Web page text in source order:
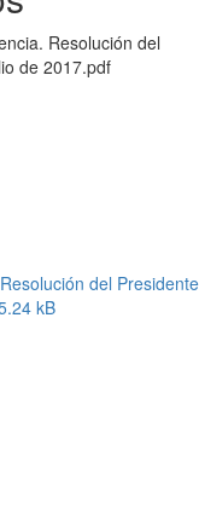
Resolución del
de 2017.pdf
del Presidente
kB